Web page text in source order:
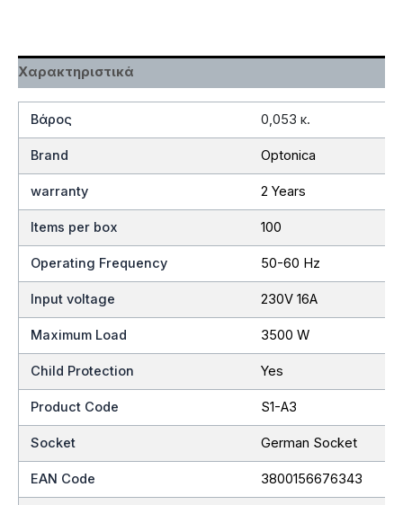
Χαρακτηριστικά
Βάρος 0,053 κ.
Brand Optonica
warranty 2 Years
Items per box 100
Operating Frequency 50-60 Hz
Input voltage 230V 16A
Maximum Load 3500 W
Child Protection Yes
Product Code S1-A3
Socket German Socket
EAN Code 3800156676343